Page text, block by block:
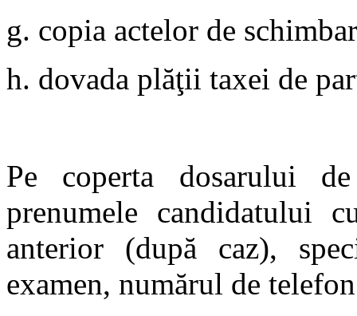
g. copia actelor de
h. dovada plăţii taxei de
Pe coperta dosarului
prenumele candidatului
anterior (după caz),
examen, numărul de